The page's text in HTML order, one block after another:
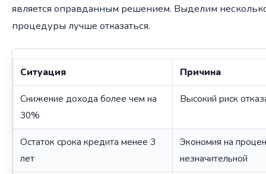
является оправданным решением. Выделим
процедуры лучше отказаться.
Ситуация Причина
Снижение дохода более чем на
30%
Высокий риск
Остаток срока кредита менее 3
лет
Экономия на
незначительной